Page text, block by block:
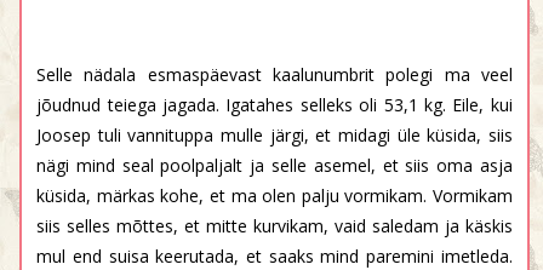
Selle nädala esmaspäevast kaalunumbrit polegi ma veel
jõudnud teiega jagada. Igatahes selleks oli 53,1 kg. Eile, kui
Joosep tuli vannituppa mulle järgi, et midagi üle küsida, siis
nägi mind seal poolpaljalt ja selle asemel, et siis oma asja
küsida, märkas kohe, et ma olen palju vormikam. Vormikam
siis selles mõttes, et mitte kurvikam, vaid saledam ja käskis
mul end suisa keerutada, et saaks mind paremini imetleda.